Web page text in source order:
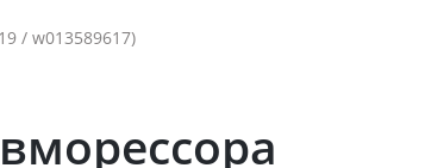
/ w013589617)